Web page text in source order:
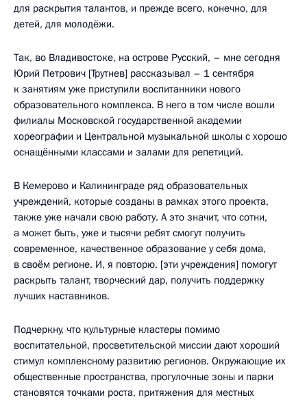
для раскрытия талантов, и прежде всего, конечно, для
детей, для молодёжи.
Так, во Владивостоке, на острове Русский, – мне сегодня
Юрий Петрович [Трутнев] рассказывал – 1 сентября
к занятиям уже приступили воспитанники нового
образовательного комплекса. В него в том числе вошли
филиалы Московской государственной академии
хореографии и Центральной музыкальной школы с хорошо
оснащёнными классами и залами для репетиций.
В Кемерово и Калининграде ряд образовательных
учреждений, которые созданы в рамках этого проекта,
также уже начали свою работу. А это значит, что сотни,
а может быть, уже и тысячи ребят смогут получить
современное, качественное образование у себя дома,
в своём регионе. И, я повторю, [эти учреждения] помогут
раскрыть талант, творческий дар, получить поддержку
лучших наставников.
Подчеркну, что культурные кластеры помимо
воспитательной, просветительской миссии дают хороший
стимул комплексному развитию регионов. Окружающие их
общественные пространства, прогулочные зоны и парки
становятся точками роста, притяжения для местных